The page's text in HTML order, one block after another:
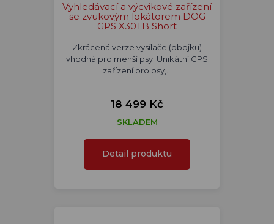
Vyhledávací a výcvikové zařízení
se zvukovým lokátorem DOG
GPS X30TB Short
Zkrácená verze vysílače (obojku)
vhodná pro menší psy. Unikátní GPS
zařízení pro psy,…
18 499 Kč
SKLADEM
Detail produktu